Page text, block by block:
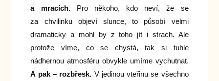
a mracích.Pro někoho, kdo neví, že se
za chvilinku objeví slunce, to působí velmi
dramaticky a mohl by z toho jít i strach. Ale
protože víme, co se chystá, tak si tuhle
nádhernou atmosféru obvykle umíme vychutnat.
A pak – rozbřesk. V jedinou vteřinu se všechno